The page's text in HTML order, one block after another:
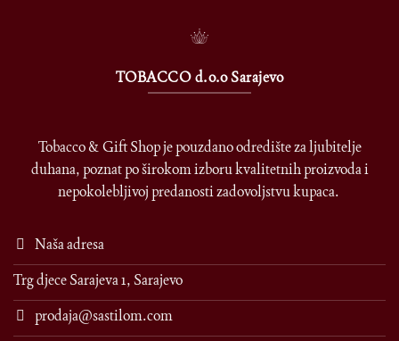
TOBACCO d.o.o Sarajevo
Tobacco & Gift Shop je pouzdano odredište za ljubitelje
duhana, poznat po širokom izboru kvalitetnih proizvoda i
nepokolebljivoj predanosti zadovoljstvu kupaca.
Naša adresa
Trg djece Sarajeva 1, Sarajevo
prodaja@sastilom.com